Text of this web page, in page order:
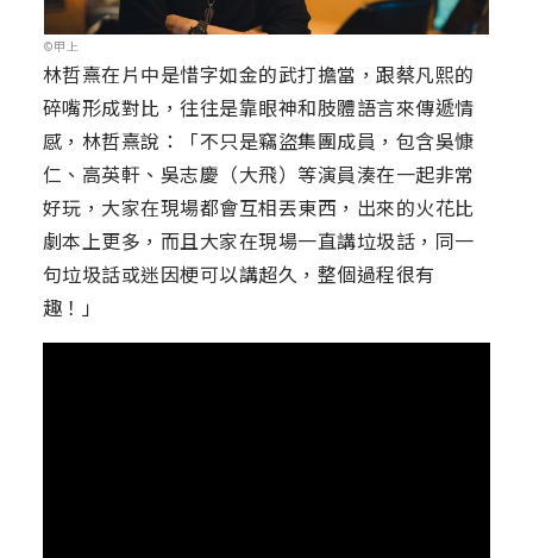
©甲上
林哲熹在片中是惜字如金的武打擔當，跟蔡凡熙的
碎嘴形成對比，往往是靠眼神和肢體語言來傳遞情
感，林哲熹說：「不只是竊盜集團成員，包含吳慷
仁、高英軒、吳志慶（大飛）等演員湊在一起非常
好玩，大家在現場都會互相丟東西，出來的火花比
劇本上更多，而且大家在現場一直講垃圾話，同一
句垃圾話或迷因梗可以講超久，整個過程很有
趣！」